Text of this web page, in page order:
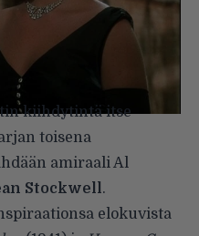
kiihdytintä itse
toisena
amiraali Al
Stockwell.
elokuvista